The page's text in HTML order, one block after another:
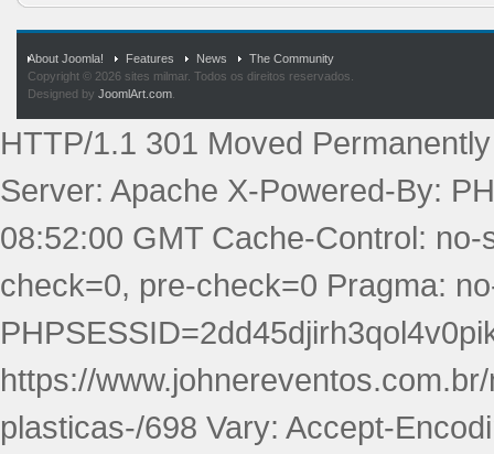
About Joomla! Features News
The Community
Copyright © 2026 sites milmar. Todos os direitos reservados.
Designed by JoomlArt.com
HTTP/1.1 301 Moved
Server: Apache X-Powered-By:
08:52:00 GMT Cache-Control:
check=0, pre-check=0 Pragma:
https://
plasticas-/698 Vary: Accept-